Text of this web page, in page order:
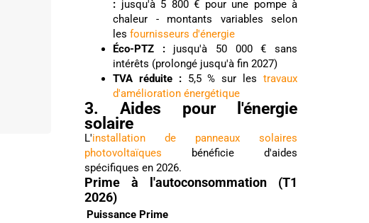
: jusqu'à 5 800 € pour une pompe à
chaleur - montants variables selon
les fournisseurs d'énergie
Éco-PTZ : jusqu'à 50 000 € sans
intérêts (prolongé jusqu'à fin 2027)
TVA réduite : 5,5 % sur lestravaux
d'amélioration énergétique
3. Aides pour l'énergie
solaire
L'installation de panneaux solaires
photovoltaïques bénéficie d'aides
spécifiques en 2026.
Prime à l'autoconsommation (T1
2026)
Puissance Prime